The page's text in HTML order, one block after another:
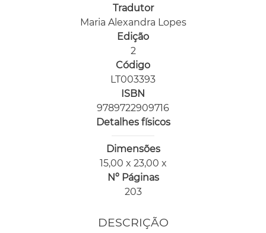
Tradutor
Maria Alexandra Lopes
Edição
2
Código
LT003393
ISBN
9789722909716
Detalhes físicos
Dimensões
15,00 x 23,00 x
Nº Páginas
203
DESCRIÇÃO